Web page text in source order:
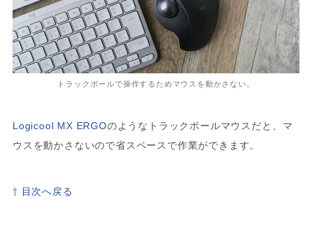
トラックボールで操作するためマウスを動かさない。
Logicool MX ERGOのようなトラックボールマウスだと、マ
ウスを動かさないので省スペースで作業ができます。
⇧ 目次へ戻る